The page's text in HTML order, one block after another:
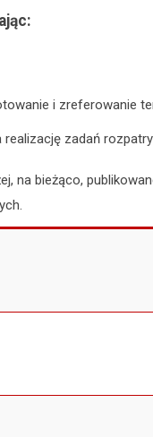
i zreferowanie
zadań
na bieżąco,